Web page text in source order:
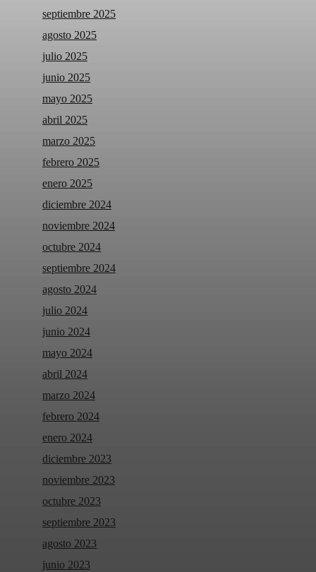
septiembre 2025
agosto 2025
julio 2025
junio 2025
mayo 2025
abril 2025
marzo 2025
febrero 2025
enero 2025
diciembre 2024
noviembre 2024
octubre 2024
septiembre 2024
agosto 2024
julio 2024
junio 2024
mayo 2024
abril 2024
marzo 2024
febrero 2024
enero 2024
diciembre 2023
noviembre 2023
octubre 2023
septiembre 2023
agosto 2023
junio 2023